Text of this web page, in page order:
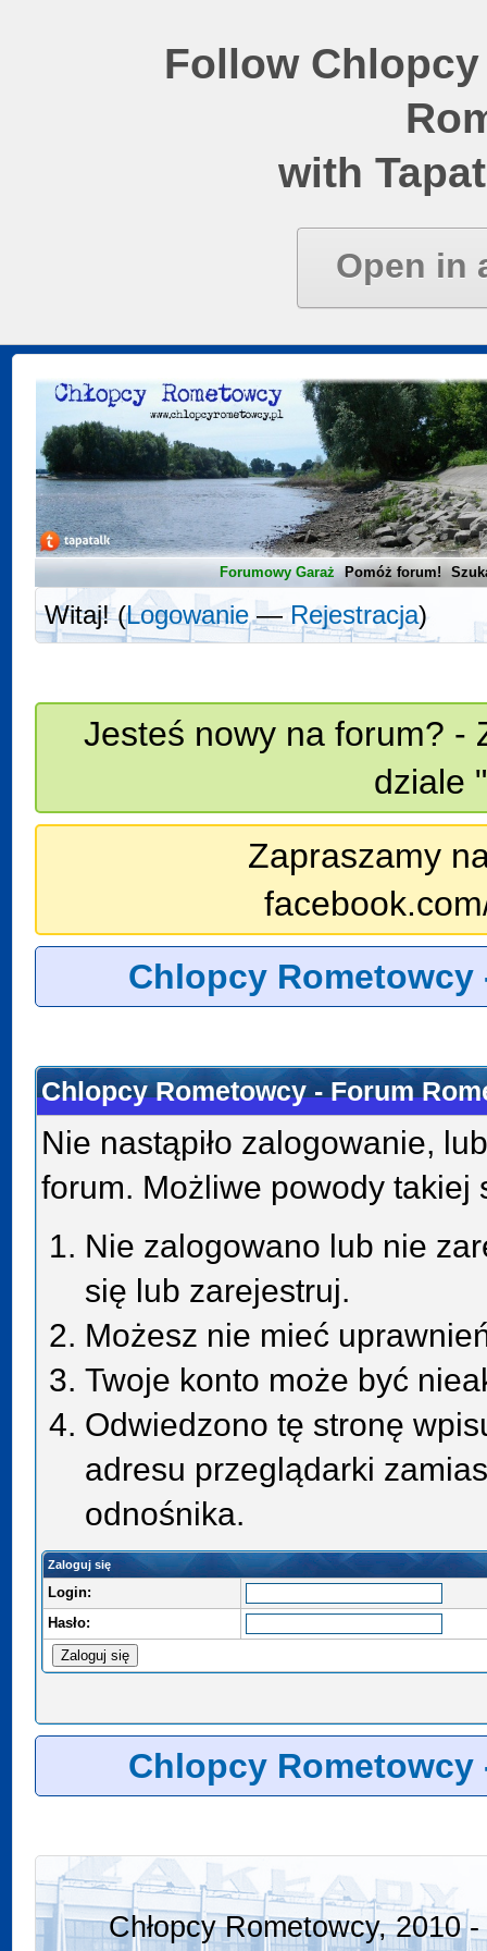
Follow
with
Open in
Forumowy Garaż Pomóż forum!
Witaj! (Logowanie—Rejestracja)
Jesteś nowy na forum? -
dziale
Zapraszamy
Chlopcy Rometowcy
Chlopcy Rometowcy - Forum
Nie nastąpiło zalogowanie,
forum. Możliwe powody takiej
Nie zalogowano lub nie
się lub zarejestruj.
Możesz nie mieć
Twoje konto może być
Odwiedzono tę stronę
adresu przeglądarki
odnośnika.
Zaloguj się
Login:
Hasło:
Chlopcy Rometowcy
Chłopcy Rometowcy, 2010